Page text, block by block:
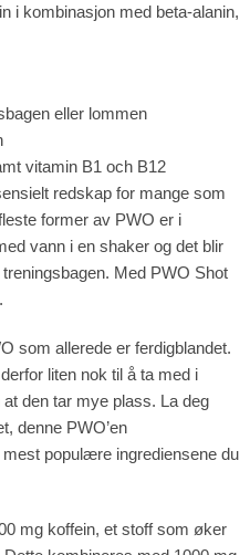
i kombinasjon med beta-alanin,
eller lommen
vitamin B1 och B12
redskap for mange som
former av PWO er i
vann i en shaker og det blir
Med PWO Shot
som allerede er ferdigblandet.
liten nok til å ta med i
den tar mye plass. La deg
denne PWO’en
populære ingrediensene du
mg koffein, et stoff som øker